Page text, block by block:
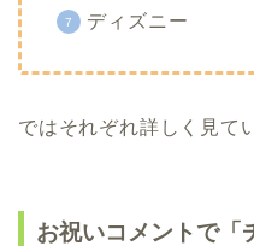
ディズニー
ではそれぞれ詳しく見て
お祝いコメントで「